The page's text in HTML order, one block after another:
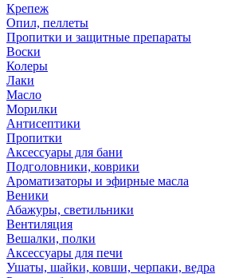
Крепеж
Опил, пеллеты
Пропитки и защитные препараты
Воски
Колеры
Лаки
Масло
Морилки
Антисептики
Пропитки
Аксессуары для бани
Подголовники, коврики
Ароматизаторы и эфирные масла
Веники
Абажуры, светильники
Вентиляция
Вешалки, полки
Аксессуары для печи
Ушаты, шайки, ковши, черпаки, ведра